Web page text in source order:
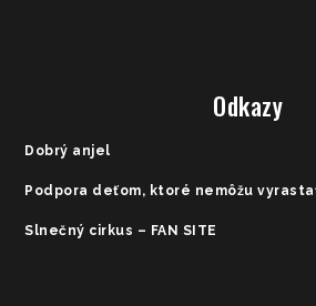
Odkazy
Dobrý anjel
Podpora deťom, ktoré nemôžu
Slnečný cirkus – FAN SITE